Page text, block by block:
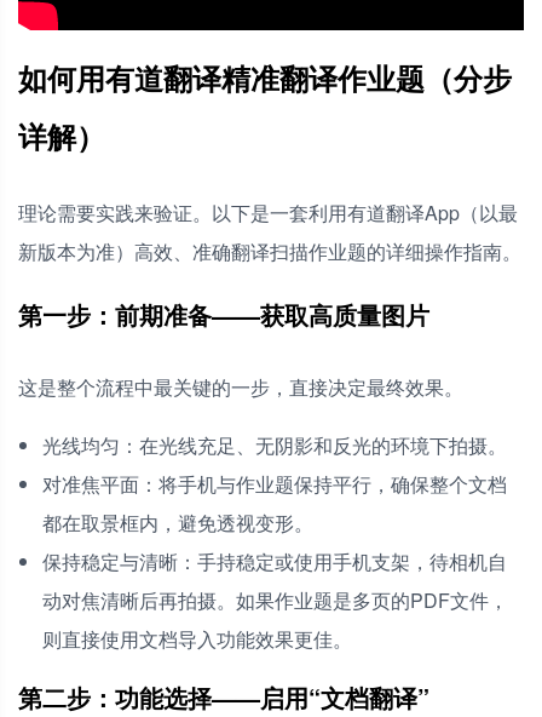
如何用有道翻译精准翻译作业题（分步
详解）
理论需要实践来验证。以下是一套利用有道翻译App（以最
新版本为准）高效、准确翻译扫描作业题的详细操作指南。
第一步：前期准备——获取高质量图片
这是整个流程中最关键的一步，直接决定最终效果。
光线均匀：在光线充足、无阴影和反光的环境下拍摄。
对准焦平面：将手机与作业题保持平行，确保整个文档
都在取景框内，避免透视变形。
保持稳定与清晰：手持稳定或使用手机支架，待相机自
动对焦清晰后再拍摄。如果作业题是多页的PDF文件，
则直接使用文档导入功能效果更佳。
第二步：功能选择——启用“文档翻译”